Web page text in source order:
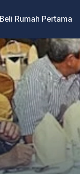
Beli Rumah Pertama